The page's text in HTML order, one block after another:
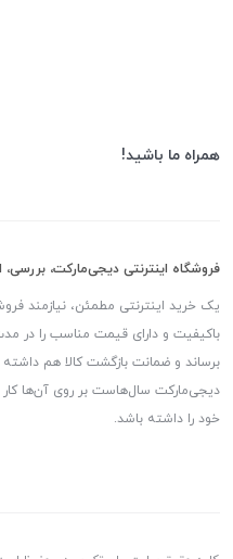
همراه ما باشید!
فروشگاه اینترنتی دیجی‌مارکت، بررسی،
یک خرید اینترنتی مطمئن، نیازمند
باکیفیت و دارای قیمت مناسب را در
برساند و ضمانت بازگشت کالا هم داشته
دیجی‌مارکت سال‌هاست بر روی آن‌ها کار
خود را داشته باشد.